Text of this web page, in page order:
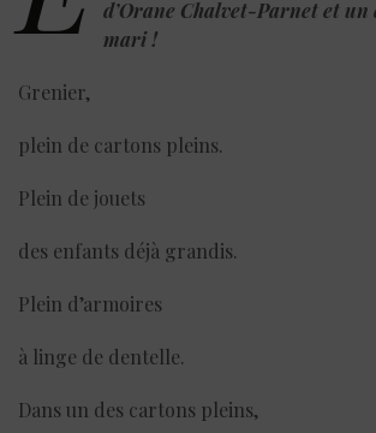
d’Orane Chalvet-Parnet et un
mari!
Grenier,
plein de cartons pleins.
Plein de jouets
des enfants déjà grandis.
Plein d’armoires
à linge de dentelle.
Dans un des cartons pleins,